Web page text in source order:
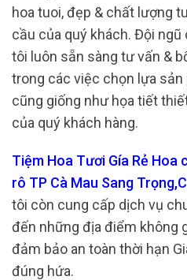
hoa tuoi, đẹp & chất lượng
cầu của quý khách. Đội
tôi luôn sẵn sàng tư vấn &
trong các việc chọn lựa
cũng giống như họa tiết
của quý khách hàng.
Tiệm Hoa Tươi Gía Rẻ Hoa
rô TP Cà Mau Sang
tôi còn cung cấp dịch vụ
đến những địa điểm không
đảm bảo an toàn thời hạn
đúng hứa.